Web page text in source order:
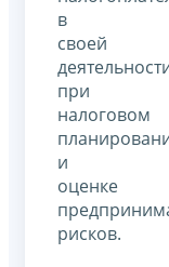
в
своей
при
налоговом
и
оценке
рисков.